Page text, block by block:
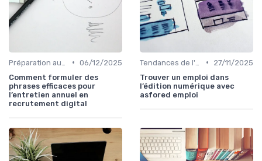
• 06/12/2025
Comment formuler des
phrases efficaces pour
l’entretien annuel en
recrutement digital
•
27/11/2025
Trouver un emploi dans
l’édition numérique avec
asfored emploi